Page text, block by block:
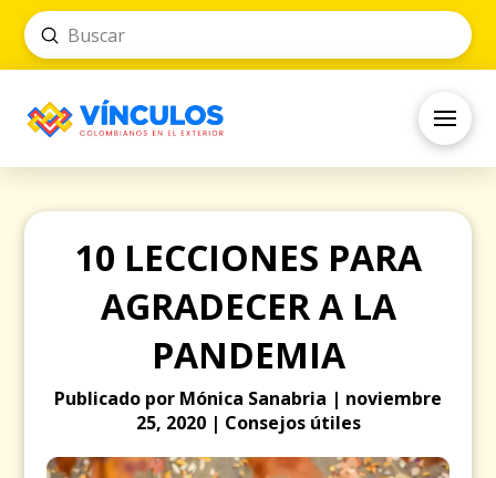
Search
Submit
10 LECCIONES PARA
AGRADECER A LA
PANDEMIA
Publicado por Mónica Sanabria | noviembre
25, 2020 | Consejos útiles